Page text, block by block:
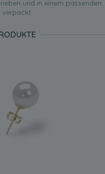
und in einem passenden
verpackt.